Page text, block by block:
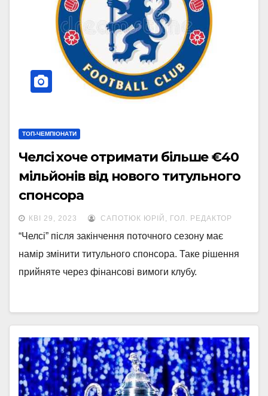
ТОП-ЧЕМПІОНАТИ
Челсі хоче отримати більше €40
мільйонів від нового титульного
спонсора
КВІ 29, 2023 САПОТЮК ЮРІЙ, ГОЛ. РЕДАКТОР
“Челсі” після закінчення поточного сезону має
намір змінити титульного спонсора. Таке рішення
прийняте через фінансові вимоги клубу.